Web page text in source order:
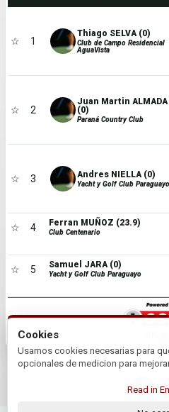
☆ 1
Thiago SELVA (0)
Club de Campo Residencial
AguaVista
☆ 2
Juan Martin ALMADA
(0)
Paraná Country Club
☆ 3 Andres NIELLA (0)
Yacht y Golf Club Paraguayo
☆ 4 Ferran MUÑOZ (23.9)
Club Centenario
☆ 5 Samuel JARA (0)
Yacht y Golf Club Paraguayo
Cookies
Usamos cookies necesarias para
opcionales de medicion para
Read in